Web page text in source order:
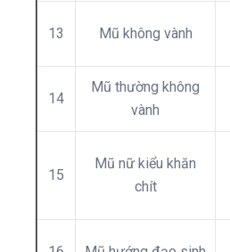
13 Mũ không vành
14
Mũ thường không
vành
15
Mũ nữ kiểu khăn
chít